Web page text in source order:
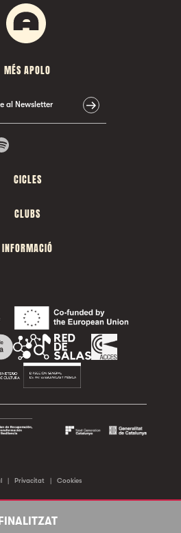
FINALITZAT
MÉS APOLO
al Newsletter
CICLES
CLUBS
INFORMACIÓ
| Privacitat | Cookies
Tots els drets reservats.